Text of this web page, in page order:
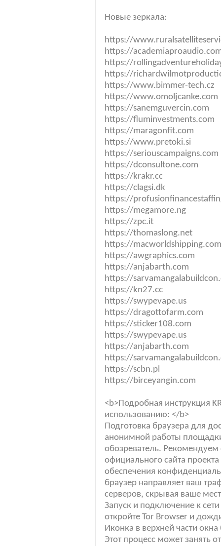
Новые зеркала:
https://
https://
https://
https://
https://www.bimmer-tech.cz
https://www.omoljcanke.com
https://sanemguvercin.com
https://fluminvestments.com
https://maragonfit.com
https://www.pretoki.si
https://seriouscampaigns.com
https://dconsultone.com
https://krakr.cc
https://clagsi.dk
https://
https://megamore.ng
https://zpc.it
https://thomaslong.net
https://macworldshipping.com
https://awgraphics.com
https://anjabarth.com
https://
https://kn27.cc
https://swypevape.us
https://dragottofarm.com
https://sticker108.com
https://swypevape.us
https://anjabarth.com
https://
https://scbn.pl
https://birceyangin.com
<b>Подробная инструкция
использованию: </b>
Подготовка браузера для
анонимной работы
обозреватель. Рекомендуем
официального сайта
обеспечения
браузер направляет ваш
серверов, скрывая ваше
Запуск и подключение к
откройте Tor Browser и
Иконка в верхней части
Этот процесс может занять